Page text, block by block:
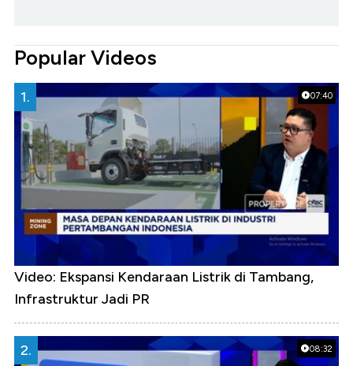
Popular Videos
07:40
1.
Video: Ekspansi Kendaraan Listrik di Tambang,
Infrastruktur Jadi PR
08:32
2.